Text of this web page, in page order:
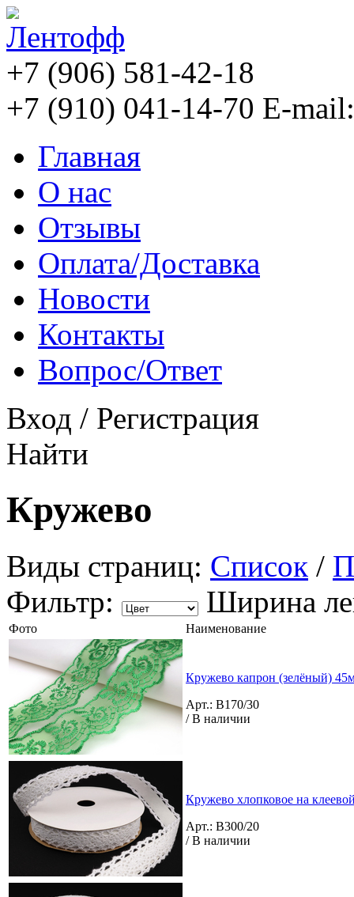
+7 (906) 581-42-18
+7 (910) 041-14-70 E-
Главная
О нас
Отзывы
Оплата/Доставка
Новости
Контакты
Вопрос/Ответ
Вход / Регистрация
Найти
Кружево
Виды страниц: Список /
Фильтр:
Ширина
Фото Наименование
Кружево капрон (зелёный)
Арт.: B170/30
/ В наличии
Кружево хлопковое на
Арт.: B300/20
/ В наличии